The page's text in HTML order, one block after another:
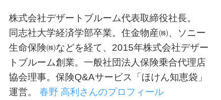
株式会社デザートブルーム代表取締役社長。
同志社大学経済学部卒業。住金物産㈱、ソニー
生命保険㈱などを経て、2015年株式会社デザー
トブルーム創業。一般社団法人保険乗合代理店
協会理事。保険Q&Aサービス「ほけん知恵袋」
運営。 春野 高利さんのプロフィール